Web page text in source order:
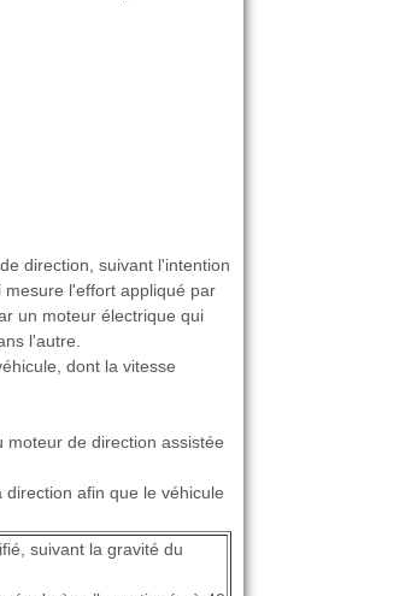
direction, suivant l'intention
l'effort appliqué par
un moteur électrique qui
l'autre.
dont la vitesse
de direction assistée
afin que le véhicule
suivant la gravité du